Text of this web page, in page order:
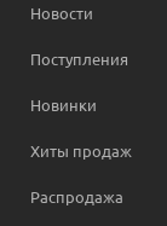
Новости
Поступления
Новинки
Хиты продаж
Распродажа